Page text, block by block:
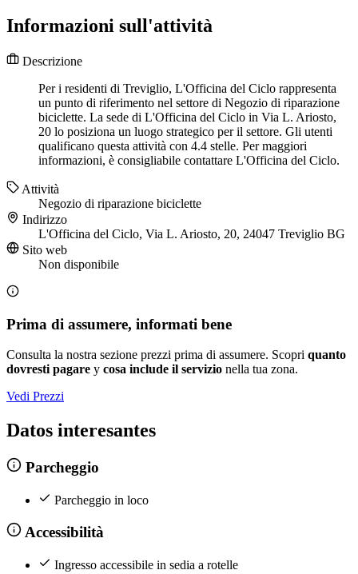
Informazioni sull'attività
Descrizione
Per i residenti di Treviglio, L'Officina del Ciclo rappresenta
un punto di riferimento nel settore di Negozio di riparazione
biciclette. La sede di L'Officina del Ciclo in Via L. Ariosto,
20 lo posiziona un luogo strategico per il settore. Gli utenti
qualificano questa attività con 4.4 stelle. Per maggiori
informazioni, è consigliabile contattare L'Officina del Ciclo.
Attività
Negozio di riparazione biciclette
Indirizzo
L'Officina del Ciclo, Via L. Ariosto, 20, 24047 Treviglio BG
Sito web
Non disponibile
Prima di assumere, informati bene
Consulta la nostra sezione prezzi prima di assumere. Scopri quanto
dovresti pagare y cosa include il servizio nella tua zona.
Vedi Prezzi
Datos interesantes
Parcheggio
Parcheggio in loco
Accessibilità
Ingresso accessibile in sedia a rotelle